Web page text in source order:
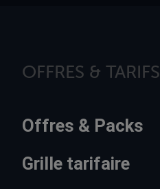
OFFRES & TARIFS
Offres & Packs
Grille tarifaire